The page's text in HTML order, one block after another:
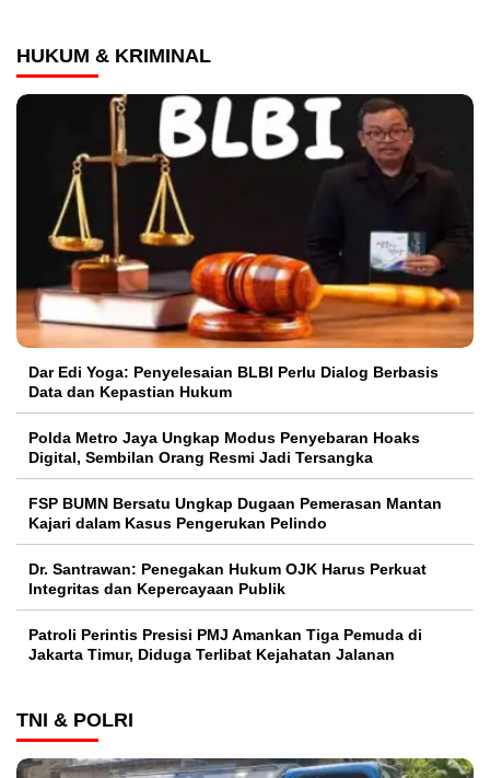
HUKUM & KRIMINAL
Dar Edi Yoga: Penyelesaian BLBI Perlu Dialog Berbasis
Data dan Kepastian Hukum
Polda Metro Jaya Ungkap Modus Penyebaran Hoaks
Digital, Sembilan Orang Resmi Jadi Tersangka
FSP BUMN Bersatu Ungkap Dugaan Pemerasan Mantan
Kajari dalam Kasus Pengerukan Pelindo
Dr. Santrawan: Penegakan Hukum OJK Harus Perkuat
Integritas dan Kepercayaan Publik
Patroli Perintis Presisi PMJ Amankan Tiga Pemuda di
Jakarta Timur, Diduga Terlibat Kejahatan Jalanan
TNI & POLRI